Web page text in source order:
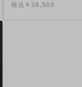
税込￥38,500